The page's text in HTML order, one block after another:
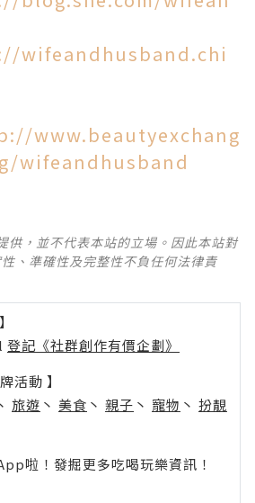
wifeandhusband.chi
www.beautyexchang
wifeandhusband
供，並不代表本站的立場。因此本站對
、準確性及完整性不負任何法律責
登記《社群創作有價企劃》
活動 】
旅遊 丶 美食 丶 親子 丶 寵物 丶 扮靚
啦！發掘更多吃喝玩樂資訊！